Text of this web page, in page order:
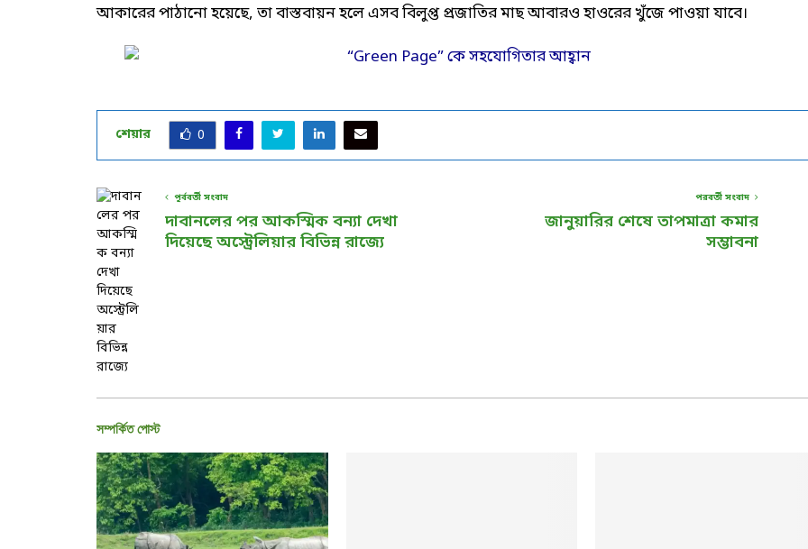
আকারের পাঠানো হয়েছে, তা বাস্তবায়ন হলে এসব বিলুপ্ত প্রজাতির মাছ আবারও হাওরের খুঁজে পাওয়া যাবে।
শেয়ার 0
পূর্ববর্তী সংবাদ
দাবানলের পর আকস্মিক বন্যা দেখা
দিয়েছে অস্ট্রেলিয়ার বিভিন্ন রাজ্যে
পরবর্তী সংবাদ
জানুয়ারির শেষে তাপমাত্রা কমার
সম্ভাবনা
সম্পর্কিত পোস্ট